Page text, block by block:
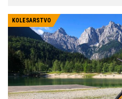
KOLESARSTVO